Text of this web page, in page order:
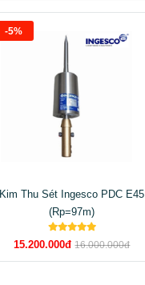
Kim Thu Sét Ingesco PDC E45
(Rp=97m)
15.200.000đ 16.000.000đ
-5%